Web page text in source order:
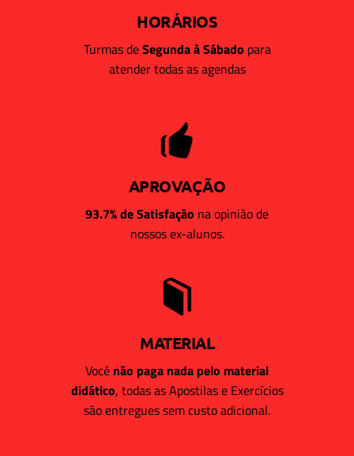
HORÁRIOS
Turmas deSegunda à Sábado para
atender todas as agendas
APROVAÇÃO
93.7% de Satisfação na opinião de
nossos ex-alunos.
MATERIAL
Você não paga nada pelo material
didático, todas as Apostilas e Exercícios
são entregues sem custo adicional.